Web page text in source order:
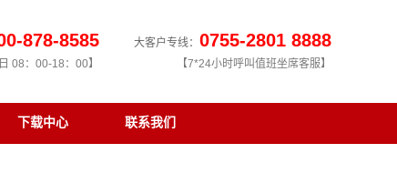
大客户专线： 0755-2801 8888
【7*24小时呼叫值班坐席客服】
878-8585
08：00-18：00】
下载中心 联系我们